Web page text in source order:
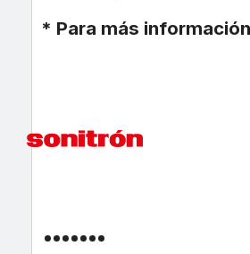
* Para más